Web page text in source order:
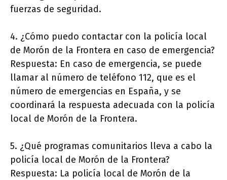
fuerzas de seguridad.
4. ¿Cómo puedo contactar con la policía local
de Morón de la Frontera en caso de emergencia?
Respuesta: En caso de emergencia, se puede
llamar al número de teléfono 112, que es el
número de emergencias en España, y se
coordinará la respuesta adecuada con la policía
local de Morón de la Frontera.
5. ¿Qué programas comunitarios lleva a cabo la
policía local de Morón de la Frontera?
Respuesta: La policía local de Morón de la